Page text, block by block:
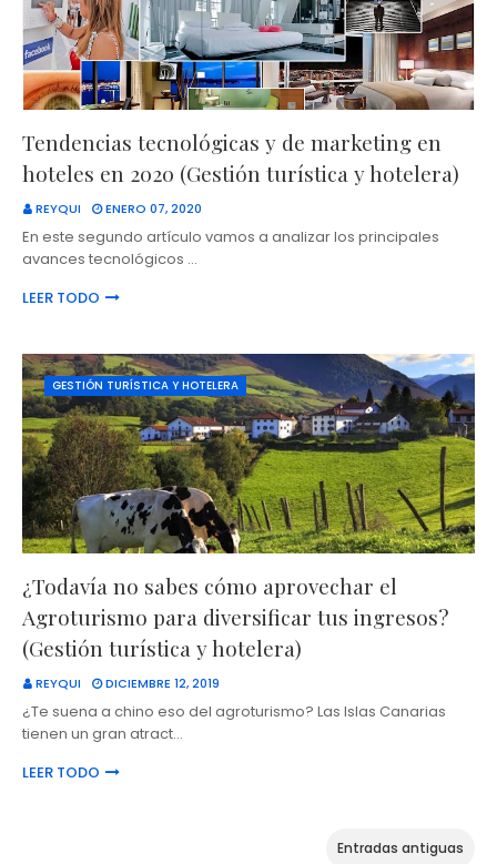
Tendencias tecnológicas y de marketing en
hoteles en 2020 (Gestión turística y hotelera)
REYQUI ENERO 07, 2020
En este segundo artículo vamos a analizar los principales
avances tecnológicos …
LEER TODO
GESTIÓN TURÍSTICA Y HOTELERA
¿Todavía no sabes cómo aprovechar el
Agroturismo para diversificar tus ingresos?
(Gestión turística y hotelera)
REYQUI DICIEMBRE 12, 2019
¿Te suena a chino eso del agroturismo? Las Islas Canarias
tienen un gran atract…
LEER TODO
Entradas antiguas